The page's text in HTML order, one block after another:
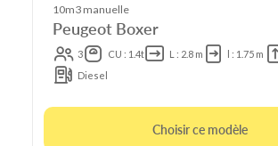
10m3 manuelle
Peugeot Boxer
3 CU : 1.4t L : 2.8 m l : 1.75 m
Diesel
Choisir ce modèle